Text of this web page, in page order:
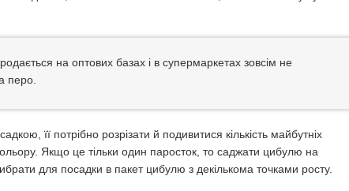
на оптових базах і в супермаркетах зовсім не
перо.
її потрібно розрізати й подивитися кількість майбутніх
Якщо це тільки один паросток, то саджати цибулю на
для посадки в пакет цибулю з декількома точками росту.